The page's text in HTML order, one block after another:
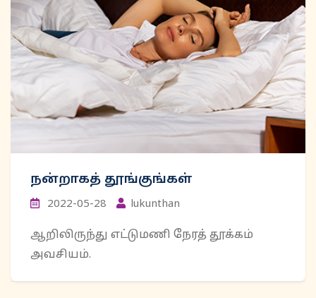
நன்றாகத் தூங்குங்கள்
2022-05-28 lukunthan
ஆறிலிருந்து எட்டுமணி நேரத் தூக்கம்
அவசியம்.